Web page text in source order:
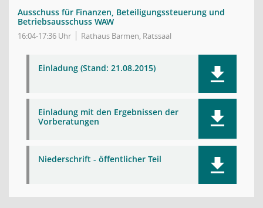
Ausschuss für Finanzen, Beteiligungssteuerung und
Betriebsausschuss WAW
16:04-17:36 Uhr Rathaus Barmen, Ratssaal
Einladung (Stand: 21.08.2015)
Einladung mit den Ergebnissen der
Vorberatungen
Niederschrift - öffentlicher Teil